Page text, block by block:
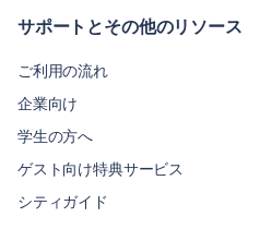
サポートとその他のリソース
ご利用の流れ
企業向け
学生の方へ
ゲスト向け特典サービス
シティガイド